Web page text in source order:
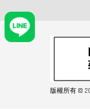
版權所有 ©